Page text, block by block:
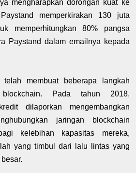
mengharapkan dorongan kuat ke
memperkirakan 130 juta
memperhitungkan 80% pangsa
Paystand dalam emailnya kepada
membuat beberapa langkah
Pada tahun 2018,
dilaporkan mengembangkan
jaringan blockchain
kelebihan kapasitas mereka,
yang timbul dari lalu lintas yang